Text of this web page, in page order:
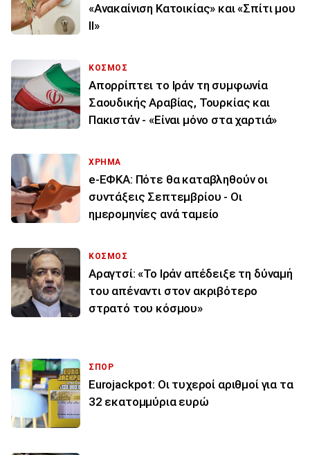
«Ανακαίνιση Κατοικίας» και «Σπίτι μου
ΙΙ»
ΚΟΣΜΟΣ
Απορρίπτει το Ιράν τη συμφωνία
Σαουδικής Αραβίας, Τουρκίας και
Πακιστάν - «Είναι μόνο στα χαρτιά»
ΧΡΗΜΑ
e-ΕΦΚΑ: Πότε θα καταβληθούν οι
συντάξεις Σεπτεμβρίου - Οι
ημερομηνίες ανά ταμείο
ΚΟΣΜΟΣ
Αραγτσί: «Το Ιράν απέδειξε τη δύναμή
του απέναντι στον ακριβότερο
στρατό του κόσμου»
ΣΠΟΡ
Eurojackpot: Οι τυχεροί αριθμοί για τα
32 εκατoμμύρια ευρώ